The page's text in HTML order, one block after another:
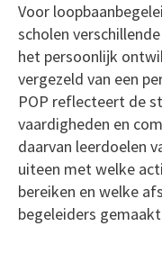
Voor
scholen
het persoonlijk
vergezeld van een
POP reflecteert de
vaardigheden en
daarvan leerdoelen
uiteen met welke
bereiken en welke
begeleiders